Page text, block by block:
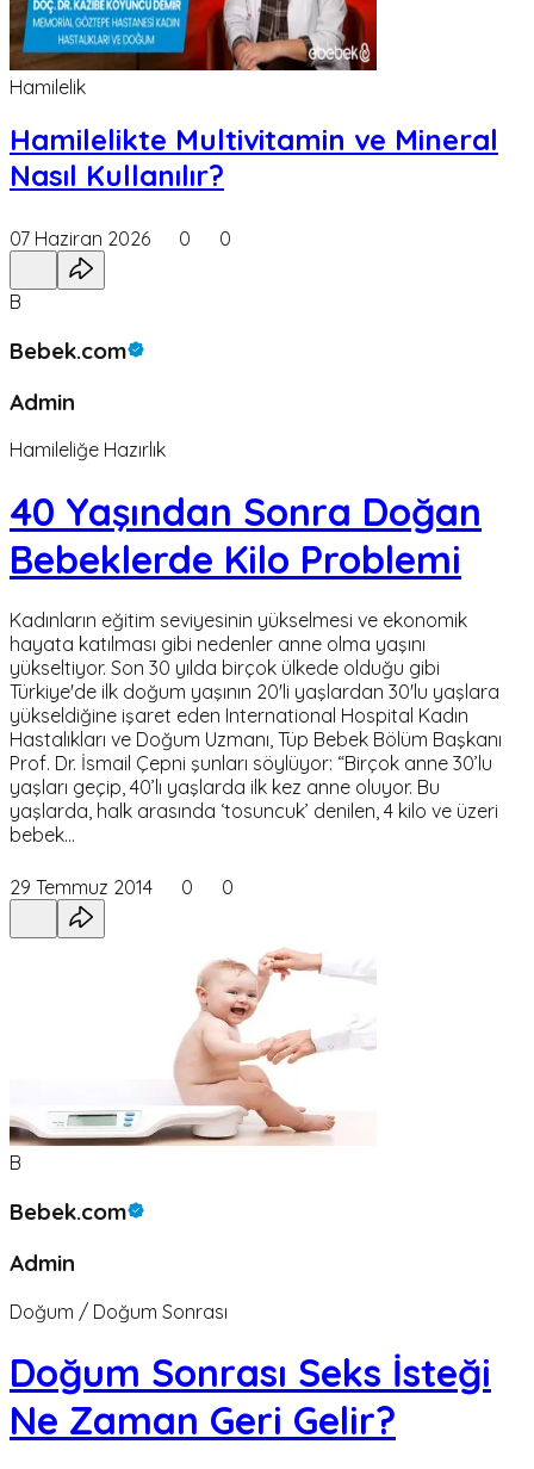
Hamilelik
Hamilelikte Multivitamin ve Mineral
Nasıl Kullanılır?
07 Haziran 2026 0 0
B
Bebek.com
Admin
Hamileliğe Hazırlık
40 Yaşından Sonra Doğan
Bebeklerde Kilo Problemi
Kadınların eğitim seviyesinin yükselmesi ve ekonomik
hayata katılması gibi nedenler anne olma yaşını
yükseltiyor. Son 30 yılda birçok ülkede olduğu gibi
Türkiye'de ilk doğum yaşının 20'li yaşlardan 30'lu yaşlara
yükseldiğine işaret eden International Hospital Kadın
Hastalıkları ve Doğum Uzmanı, Tüp Bebek Bölüm Başkanı
Prof. Dr. İsmail Çepni şunları söylüyor: “Birçok anne 30’lu
yaşları geçip, 40’lı yaşlarda ilk kez anne oluyor. Bu
yaşlarda, halk arasında ‘tosuncuk’ denilen, 4 kilo ve üzeri
bebek…
29 Temmuz 2014 0 0
B
Bebek.com
Admin
Doğum / Doğum Sonrası
Doğum Sonrası Seks İsteği
Ne Zaman Geri Gelir?